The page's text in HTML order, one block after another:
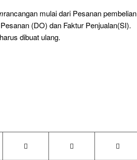
rancangan mulai dari Pesanan pembelian
(DO) dan Faktur Penjualan(SI).
dibuat ulang.